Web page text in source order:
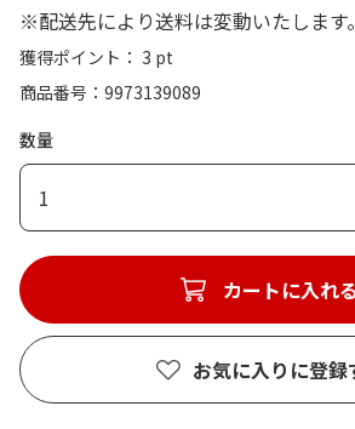
※配送先により送料は変動いたします。
獲得ポイント： 3 pt
商品番号
9973139089
数量
1
カートに入れる
お気に入りに登録